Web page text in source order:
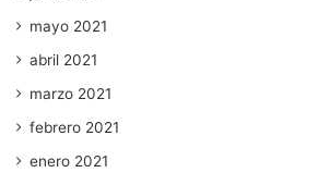
mayo 2021
abril 2021
marzo 2021
febrero 2021
enero 2021